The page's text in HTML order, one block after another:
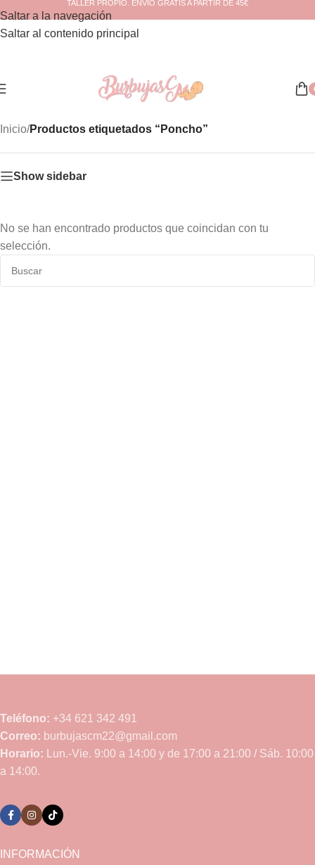
Saltar a la navegación
Saltar al contenido principal
TALLER PROPIO. ENVÍO GRATIS A PARTIR DE 45€
Inicio/Productos etiquetados “Poncho”
Show sidebar
No se han encontrado productos que coincidan con tu
selección.
Teléfono: +34 621 342 491
Correo: burbujascm22@gmail.com
Horario: Lun.-Vie. 9:00 a 14:00 y de 17:00 a 21:00 / Sáb. 10:00
a 14:00.
INFORMACIÓN